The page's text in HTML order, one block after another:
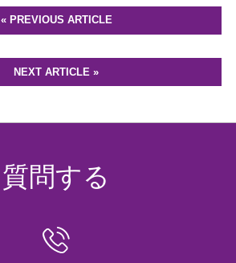
« PREVIOUS ARTICLE
NEXT ARTICLE »
質問する